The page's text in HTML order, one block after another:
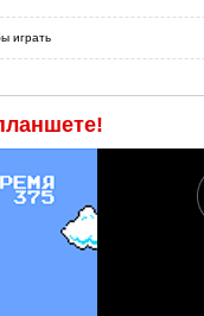
играть